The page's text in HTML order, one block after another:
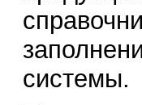
системы.